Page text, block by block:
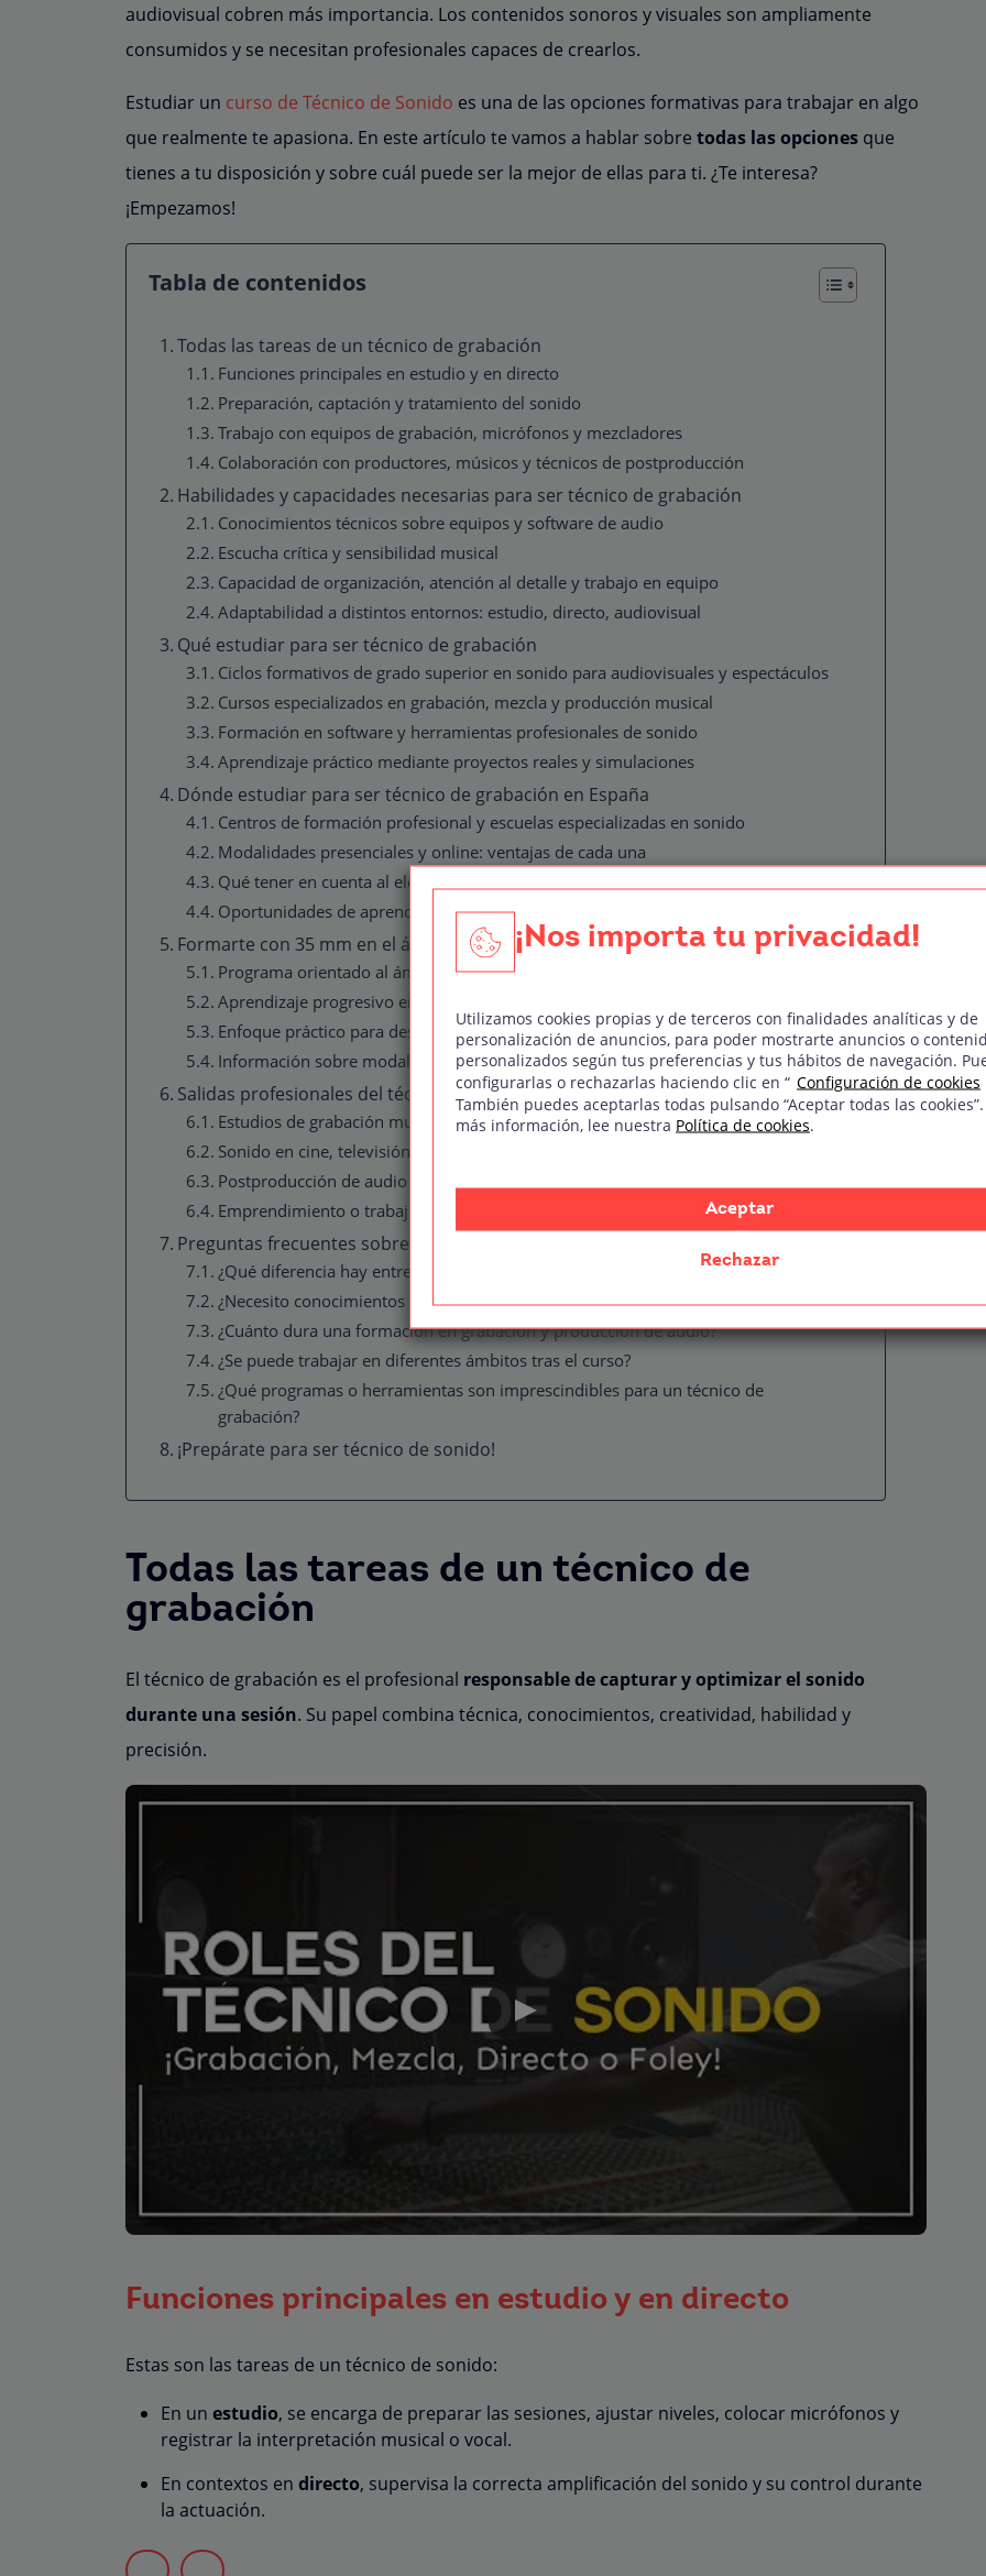
audiovisual cobren más importancia. Los contenidos sonoros y visuales son ampliamente
consumidos y se necesitan profesionales capaces de crearlos.
Estudiar un curso de Técnico de Sonido es una de las opciones formativas para trabajar en algo
que realmente te apasiona. En este artículo te vamos a hablar sobre todas las opciones que
tienes a tu disposición y sobre cuál puede ser la mejor de ellas para ti. ¿Te interesa?
¡Empezamos!
Tabla de contenidos
Todas las tareas de un técnico de grabación
Funciones principales en estudio y en directo
Preparación, captación y tratamiento del sonido
Trabajo con equipos de grabación, micrófonos y mezcladores
Colaboración con productores, músicos y técnicos de postproducción
Habilidades y capacidades necesarias para ser técnico de grabación
Conocimientos técnicos sobre equipos y software de audio
Escucha crítica y sensibilidad musical
Capacidad de organización, atención al detalle y trabajo en equipo
Adaptabilidad a distintos entornos: estudio, directo, audiovisual
Qué estudiar para ser técnico de grabación
Ciclos formativos de grado superior en sonido para audiovisuales y espectáculos
Cursos especializados en grabación, mezcla y producción musical
Formación en software y herramientas profesionales de sonido
Aprendizaje práctico mediante proyectos reales y simulaciones
Dónde estudiar para ser técnico de grabación en España
Centros de formación profesional y escuelas especializadas en sonido
Modalidades presenciales y online: ventajas de cada una
Qué tener en cuenta al elegir una escuela o curso
Oportunidades de aprendizaje en el ámbito privado y en centros concertados
Formarte con 35 mm en el área de sonido
Programa orientado al ámbito profesional del sonido y la grabación
Aprendizaje progresivo en edición, mezcla y postproducción
Enfoque práctico para desarrollar habilidades reales de estudio
Información sobre modalidades, fechas y cómo solicitar plaza
Salidas profesionales del técnico de grabación
Estudios de grabación musical y productoras audiovisuales
Sonido en cine, televisión y eventos en directo
Postproducción de audio y mezcla final
Emprendimiento o trabajo freelance como técnico de sonido
Preguntas frecuentes sobre la profesión y los estudios
¿Qué diferencia hay entre técnico de grabación y técnico de sonido?
¿Necesito conocimientos musicales previos para estudiar sonido?
¿Cuánto dura una formación en grabación y producción de audio?
¿Se puede trabajar en diferentes ámbitos tras el curso?
¿Qué programas o herramientas son imprescindibles para un técnico de
grabación?
¡Prepárate para ser técnico de sonido!
Todas las tareas de un técnico de
grabación
El técnico de grabación es el profesional responsable de capturar y optimizar el sonido
durante una sesión. Su papel combina técnica, conocimientos, creatividad, habilidad y
precisión.
Funciones principales en estudio y en directo
Estas son las tareas de un técnico de sonido:
En un estudio, se encarga de preparar las sesiones, ajustar niveles, colocar micrófonos y
registrar la interpretación musical o vocal.
En contextos en directo, supervisa la correcta amplificación del sonido y su control durante
la actuación.
¡Nos importa tu privacidad!
Utilizamos cookies propias y de terceros con finalidades analíticas y de
personalización de anuncios, para poder mostrarte anuncios o
personalizados según tus preferencias y tus hábitos de navegación.
configurarlas o rechazarlas haciendo clic en “ Configuración de cookies
También puedes aceptarlas todas pulsando “Aceptar todas las
más información, lee nuestra Política de cookies.
Aceptar
Rechazar